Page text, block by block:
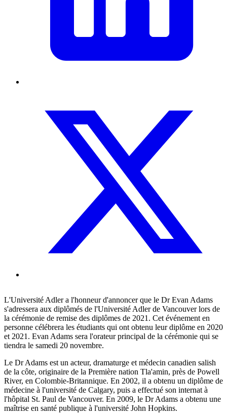
L'Université Adler a l'honneur d'annoncer que le Dr Evan Adams
s'adressera aux diplômés de l'Université Adler de Vancouver lors de
la cérémonie de remise des diplômes de 2021. Cet événement en
personne célébrera les étudiants qui ont obtenu leur diplôme en 2020
et 2021. Evan Adams sera l'orateur principal de la cérémonie qui se
tiendra le samedi 20 novembre.
Le Dr Adams est un acteur, dramaturge et médecin canadien salish
de la côte, originaire de la Première nation Tla'amin, près de Powell
River, en Colombie-Britannique. En 2002, il a obtenu un diplôme de
médecine à l'université de Calgary, puis a effectué son internat à
l'hôpital St. Paul de Vancouver. En 2009, le Dr Adams a obtenu une
maîtrise en santé publique à l'université John Hopkins.